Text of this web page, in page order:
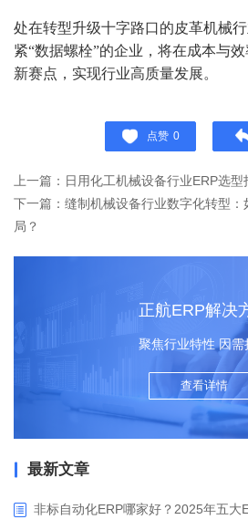
处在转型升级十字路口的皮革机械
紧“数据螺栓”的企业，将在成本与
新赛点，实现行业高质量发展。
点赞 0
上一篇：日用化工机械设备行业ERP选型
下一篇：缝制机械设备行业数字化转型：
局？
正航ERP解决
聚焦行业特性 因需
查看详情
最新文章
非标自动化ERP哪家好？2025年五大